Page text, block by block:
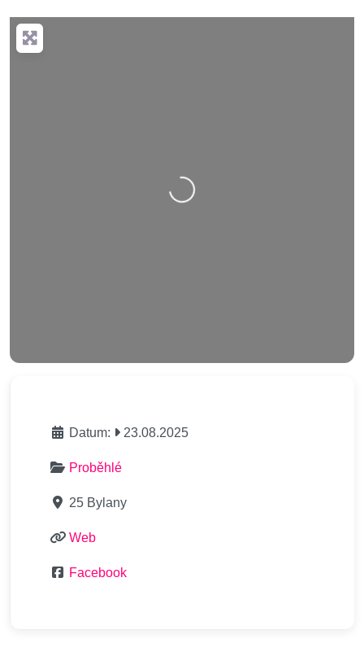
Nahrávání….
Datum: 23.08.2025
Proběhlé
25 Bylany
Web
Facebook